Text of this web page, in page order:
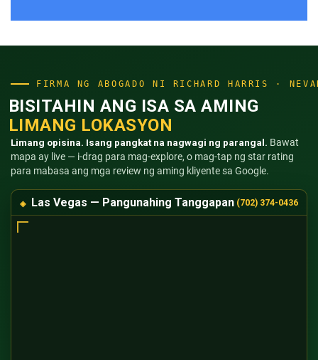
FIRMA NG ABOGADO NI RICHARD HARRIS ·
BISITAHIN ANG ISA SA AMING
LIMANG LOKASYON
Limang opisina. Isang pangkat na nagwagi ng parangal. Bawat
mapa ay live — i-drag para mag-explore, o mag-tap ng star rating
para mabasa ang mga review ng aming kliyente sa Google.
Las Vegas — Pangunahing Tanggapan (702) 374-0436